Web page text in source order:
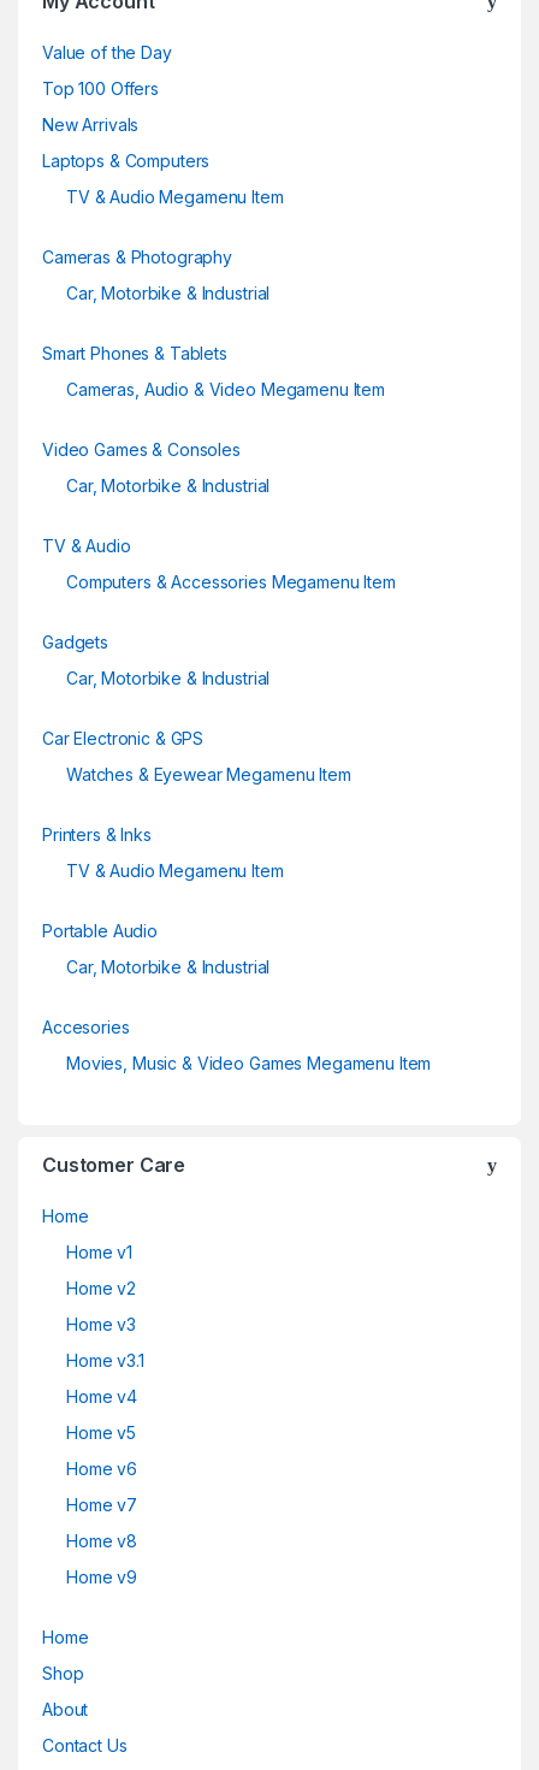
Value of the Day
Top 100 Offers
New Arrivals
Laptops & Computers
TV & Audio Megamenu Item
Cameras & Photography
Car, Motorbike & Industrial
Smart Phones & Tablets
Cameras, Audio & Video Megamenu Item
Video Games & Consoles
Car, Motorbike & Industrial
TV & Audio
Computers & Accessories Megamenu Item
Gadgets
Car, Motorbike & Industrial
Car Electronic & GPS
Watches & Eyewear Megamenu Item
Printers & Inks
TV & Audio Megamenu Item
Portable Audio
Car, Motorbike & Industrial
Accesories
Movies, Music & Video Games Megamenu Item
Customer Care
Home
Home v1
Home v2
Home v3
Home v3.1
Home v4
Home v5
Home v6
Home v7
Home v8
Home v9
Home
Shop
About
Contact Us